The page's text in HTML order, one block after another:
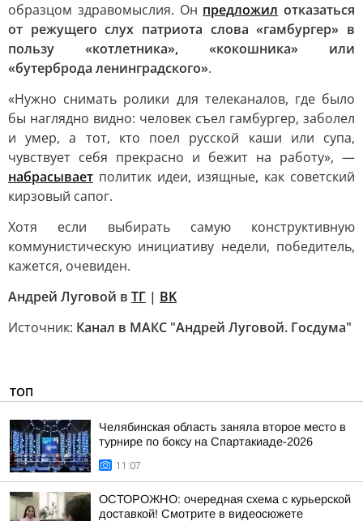
образцом здравомыслия. Он предложил отказаться
от режущего слух патриота слова «гамбургер» в
пользу «котлетника», «кокошника» или
«бутерброда ленинградского».
«Нужно снимать ролики для телеканалов, где было
бы наглядно видно: человек съел гамбургер, заболел
и умер, а тот, кто поел русской каши или супа,
чувствует себя прекрасно и бежит на работу», —
набрасывает политик идеи, изящные, как советский
кирзовый сапог.
Хотя если выбирать самую конструктивную
коммунистическую инициативу недели, победитель,
кажется, очевиден.
Андрей Луговой в ТГ | ВK
Источник: Канал в МАКС "Андрей Луговой. Госдума"
ТОП
Челябинская область заняла второе место в
турнире по боксу на Спартакиаде-2026
11:07
ОСТОРОЖНО: очередная схема с курьерской
доставкой! Смотрите в видеосюжете